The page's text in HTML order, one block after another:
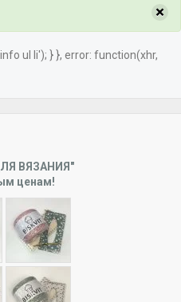
×
ul li'); } }, error: function(xhr,
ВЯЗАНИЯ"
ценам!